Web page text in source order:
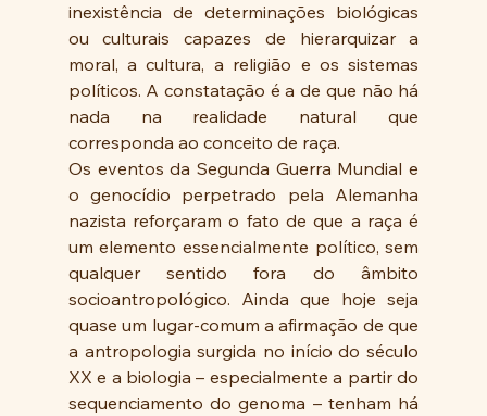
inexistência de determinações biológicas
ou culturais capazes de hierarquizar a
moral, a cultura, a religião e os sistemas
políticos. A constatação é a de que não há
nada na realidade natural que
corresponda ao conceito de raça.
Os eventos da Segunda Guerra Mundial e
o genocídio perpetrado pela Alemanha
nazista reforçaram o fato de que a raça é
um elemento essencialmente político, sem
qualquer sentido fora do âmbito
socioantropológico. Ainda que hoje seja
quase um lugar-comum a afirmação de que
a antropologia surgida no início do século
XX e a biologia – especialmente a partir do
sequenciamento do genoma – tenham há